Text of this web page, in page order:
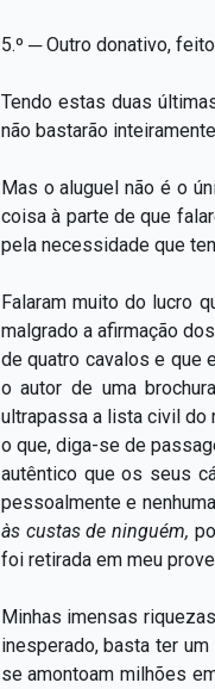
5.º ─ Outro donativo,
Tendo estas duas
não bastarão
Mas o aluguel não é o
coisa à parte de que
pela necessidade que
Falaram muito do lucro
malgrado a afirmação
de quatro cavalos e que
o autor de uma
ultrapassa a lista civil do
o que, diga-se de
autêntico que os seus
pessoalmente e
às custas de ninguém,
foi retirada em meu
Minhas imensas
inesperado, basta ter
se amontoam milhões